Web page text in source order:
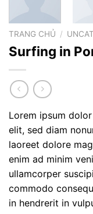
TRANG CHỦ /
Surfing in
Lorem ipsum
elit, sed diam
laoreet dolore
enim ad minim
ullamcorper
commodo
in hendrerit in